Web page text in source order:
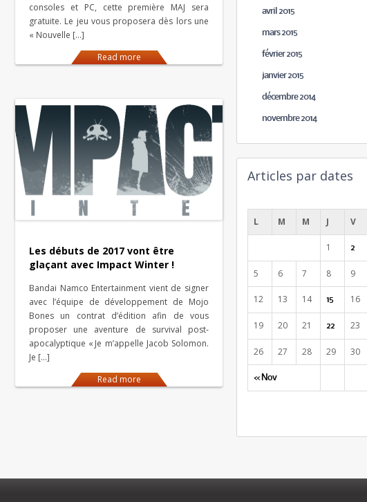
consoles et PC, cette première MAJ sera
gratuite. Le jeu vous proposera dès lors une
« Nouvelle […]
Read more
Les débuts de 2017 vont être
glaçant avec Impact Winter !
Bandai Namco Entertainment vient de signer
avec l’équipe de développement de Mojo
Bones un contrat d’édition afin de vous
proposer une aventure de survival post-
apocalyptique « Je m’appelle Jacob Solomon.
Je […]
Read more
avril 2015
mars 2015
février 2015
janvier 2015
décembre 2014
novembre 2014
Articles par dates
L M M J V
« Nov
1 2
5 6 7 8 9
12 13 14 15 16
19 20 21 22 23
26 27 28 29 30